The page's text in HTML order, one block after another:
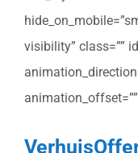
visibility” class=””